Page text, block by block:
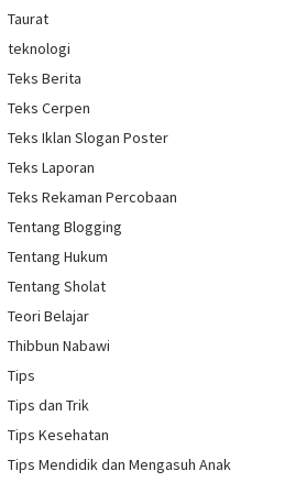
Taurat
teknologi
Teks Berita
Teks Cerpen
Teks Iklan Slogan Poster
Teks Laporan
Teks Rekaman Percobaan
Tentang Blogging
Tentang Hukum
Tentang Sholat
Teori Belajar
Thibbun Nabawi
Tips
Tips dan Trik
Tips Kesehatan
Tips Mendidik dan Mengasuh Anak